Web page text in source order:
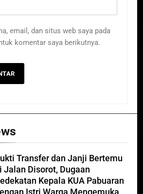
email, dan situs web saya pada
komentar saya berikutnya.
Transfer dan Janji Bertemu
Jalan Disorot, Dugaan
Kepala KUA Pabuaran